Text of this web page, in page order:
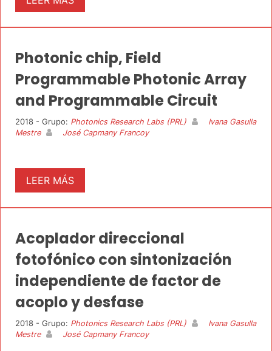
Photonic chip, Field
Programmable Photonic Array
and Programmable Circuit
2018 - Grupo: Photonics Research Labs (PRL)
Ivana Gasulla
Mestre
José Capmany Francoy
LEER MÁS
Acoplador direccional
fotofónico con sintonización
independiente de factor de
acoplo y desfase
2018 - Grupo: Photonics Research Labs (PRL)
Ivana Gasulla
Mestre
José Capmany Francoy